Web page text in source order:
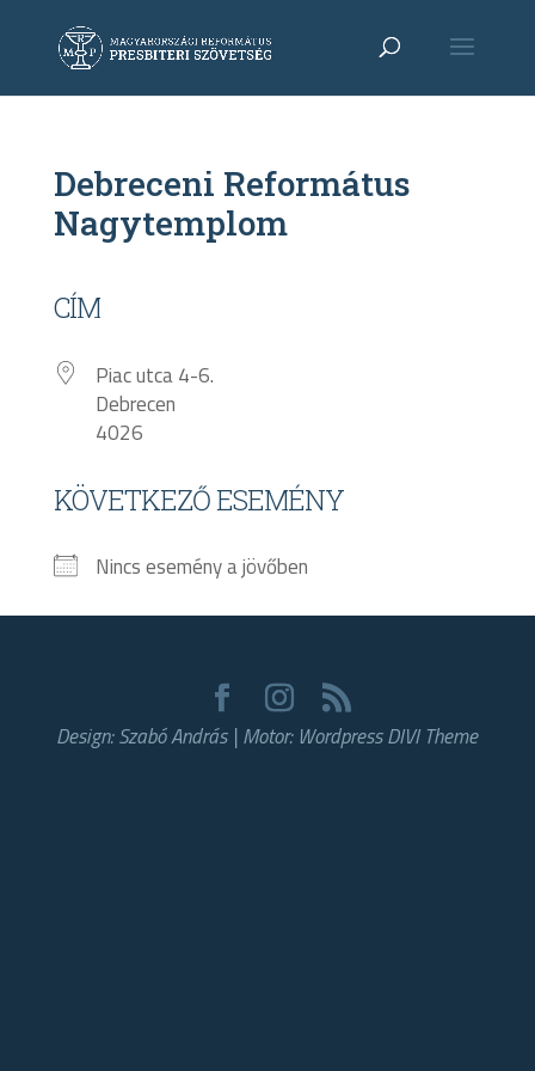
Debreceni Református
Nagytemplom
CÍM
Piac utca 4-6.
Debrecen
4026
KÖVETKEZŐ ESEMÉNY
Nincs esemény a jövőben
Design: Szabó András | Motor: Wordpress DIVI Theme